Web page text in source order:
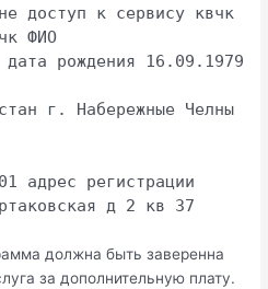
доступ к сервису квчк
ФИО
дата рождения 16.09.1979
г. Набережные Челны
адрес регистрации
д 2 кв 37
должна быть заверенна
за дополнительную плату.